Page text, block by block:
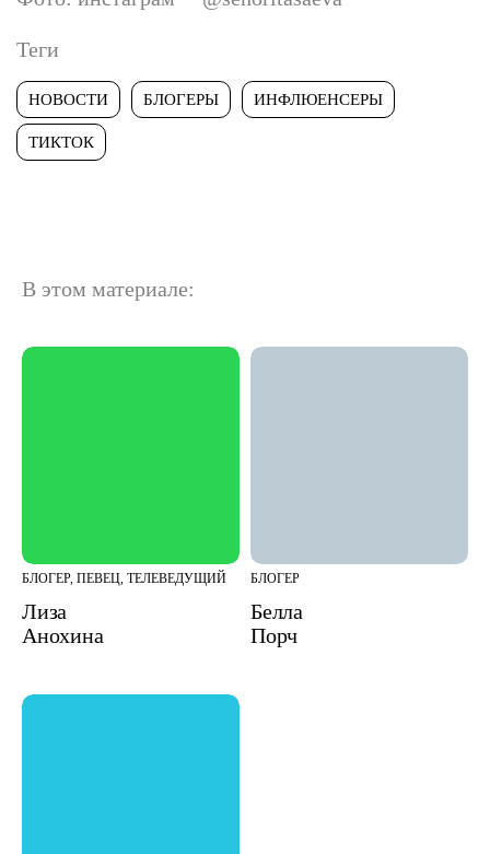
Теги
НОВОСТИ БЛОГЕРЫ ИНФЛЮЕНСЕРЫ
ТИКТОК
В этом материале:
БЛОГЕР, ПЕВЕЦ, ТЕЛЕВЕДУЩИЙ
Лиза
Анохина
БЛОГЕР
Белла
Порч